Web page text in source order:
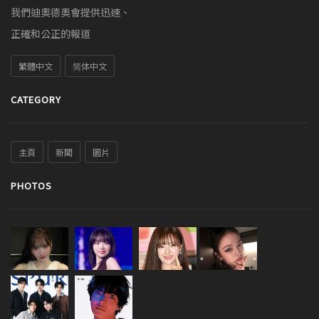
我們迪奧德奧會提供迅速、
正確和公正的報道
繁體中文 简体中文
CATEGORY
主頁 新聞 圖片
PHOTOS